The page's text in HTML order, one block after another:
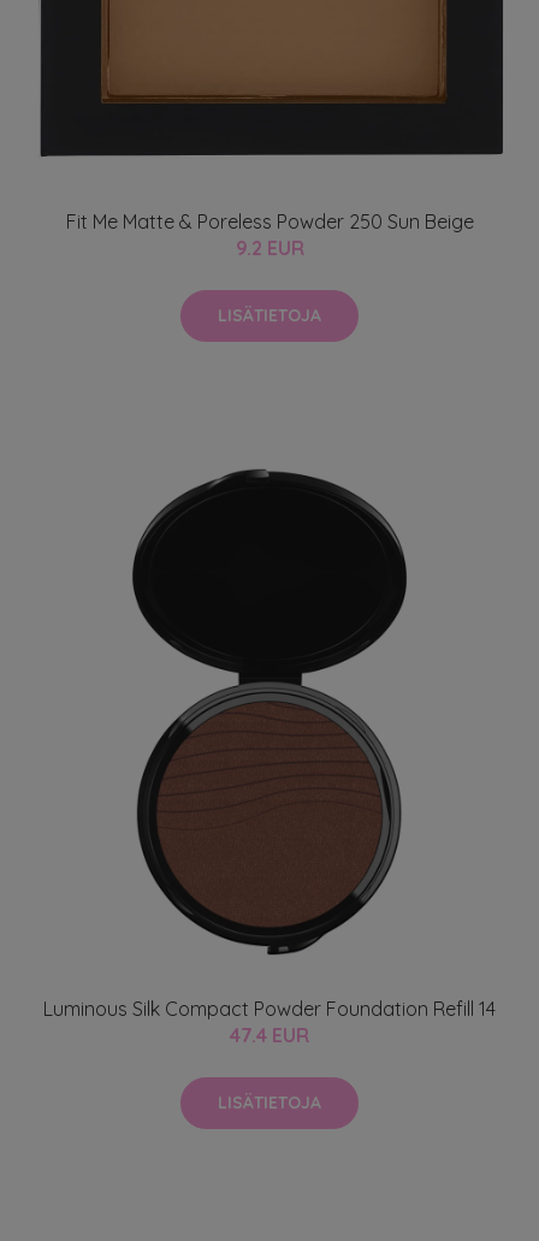
Fit Me Matte & Poreless Powder 250 Sun Beige
9.2 EUR
LISÄTIETOJA
Luminous Silk Compact Powder Foundation Refill 14
47.4 EUR
LISÄTIETOJA